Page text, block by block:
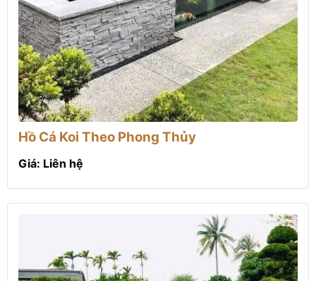
Hồ Cá Koi Theo Phong Thủy
Giá: Liên hệ